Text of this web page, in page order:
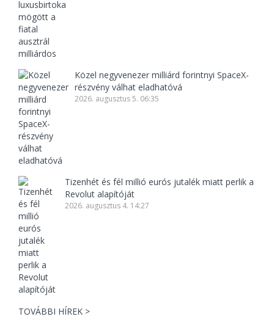
Közel negyvenezer milliárd forintnyi SpaceX-
részvény válhat eladhatóvá
2026. augusztus 5. 06:35
Tizenhét és fél millió eurós jutalék miatt perlik a
Revolut alapítóját
2026. augusztus 4. 14:27
TOVÁBBI HÍREK >